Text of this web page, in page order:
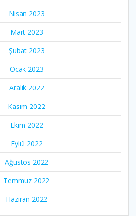
Nisan 2023
Mart 2023
Şubat 2023
Ocak 2023
Aralık 2022
Kasım 2022
Ekim 2022
Eylül 2022
Ağustos 2022
Temmuz 2022
Haziran 2022